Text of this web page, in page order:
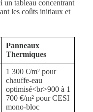
un tableau concentrant
les coûts initiaux et
Panneaux
Thermiques
1 300 €/m² pour
chauffe-eau
optimisé<br>900 à 1
700 €/m² pour CESI
mono-bloc